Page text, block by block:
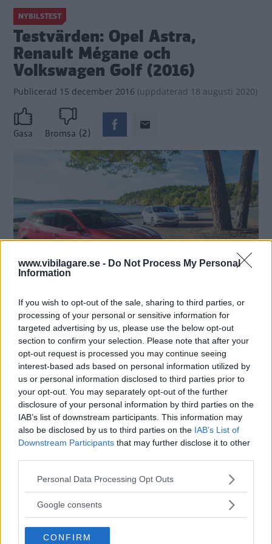
www.vibilagare.se - Do Not Process My Personal
Information
If you wish to opt-out of the sale, sharing to third parties, or
processing of your personal or sensitive information for
targeted advertising by us, please use the below opt-out
section to confirm your selection. Please note that after your
opt-out request is processed you may continue seeing
interest-based ads based on personal information utilized by
us or personal information disclosed to third parties prior to
your opt-out. You may separately opt-out of the further
disclosure of your personal information by third parties on the
IAB’s list of downstream participants. This information may
also be disclosed by us to third parties on the IAB’s List of
Downstream Participants that may further disclose it to other
Please note that this website/app uses one or more Google
not limited to your visit or usage behaviour. You may click to
use your data for below specified purposes in below Google
consent section.
Personal Data Processing Opt Outs
Google consents
CONFIRM
NYBILSTEST
Testvärden: Opel Astra,
Renault Mégane och
Volkswagen Golf (2016)
Publicerad 15 december 2016 (uppdaterad 18 augusti 2020)
Gasa Bromsa (2)
Nyfiken på Opel Astra, Renault Mégane eller VW Golf?
Vi Bilägare har jämför bilarna. Här kan du läsa mer om
bland annat bränsleförbrukning, bilekonomi,
kupébuller, barnsäkerhet, prestanda, kupé- och
lastmått, krocksäkerhet och utrustning.
Calle Carlquist
Fotograf
Simon Hamelius
Det här är en låst artikel.
att fortsätta läsa.